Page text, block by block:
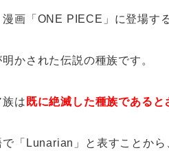
漫画「ONE PIECE」に登場す
かされた伝説の種族です。
は 既に絶滅した種族であると
で「Lunarian」と表すことか